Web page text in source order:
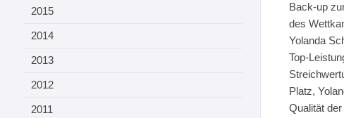
2015
2014
2013
2012
2011
Back-up
des
Yolanda
Top-
Platz,
Qualität